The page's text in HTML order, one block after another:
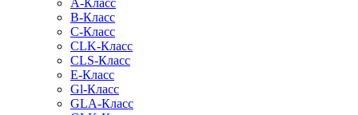
A-Класс
B-Класс
C-Класс
CLK-Класс
CLS-Класс
E-Класс
Gl-Класс
GLA-Класс